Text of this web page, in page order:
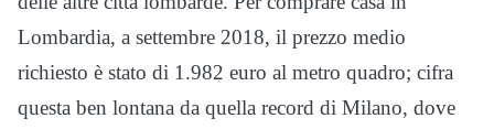
Lombardia, a settembre 2018, il prezzo medio
richiesto è stato di 1.982 euro al metro quadro; cifra
questa ben lontana da quella record di Milano, dove